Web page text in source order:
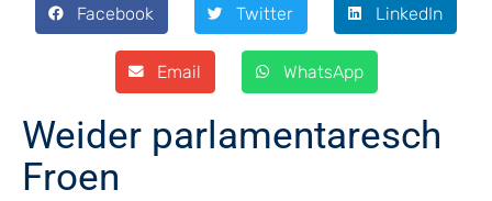
Facebook Twitter LinkedIn
Email WhatsApp
Weider parlamentaresch
Froen